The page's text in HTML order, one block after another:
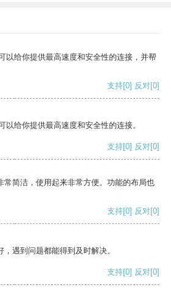
以给你提供最高速度和安全性的连接，并帮
支持[0] 反对[0]
以给你提供最高速度和安全性的连接。
支持[0] 反对[0]
常简洁，使用起来非常方便。功能的布局也
支持[0] 反对[0]
遇到问题都能得到及时解决。
支持[0] 反对[0]